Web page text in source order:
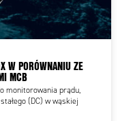
W PORÓWNANIU ZE
MCB
monitorowania prądu,
(DC) w wąskiej